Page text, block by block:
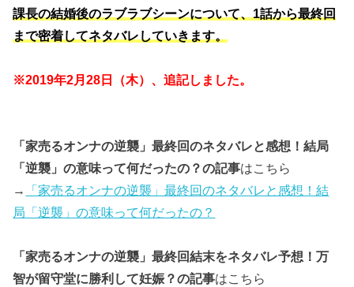
課長の結婚後のラブラブシーンについて、1話から最終回
まで密着してネタバレしていきます。
※2019年2月28日（木）、追記しました。
「家売るオンナの逆襲」最終回のネタバレと感想！結局
「逆襲」の意味って何だったの？の記事はこちら
→
「家売るオンナの逆襲」最終回のネタバレと感想！結
局「逆襲」の意味って何だったの？
「家売るオンナの逆襲」最終回結末をネタバレ予想！万
智が留守堂に勝利して妊娠？の記事はこちら